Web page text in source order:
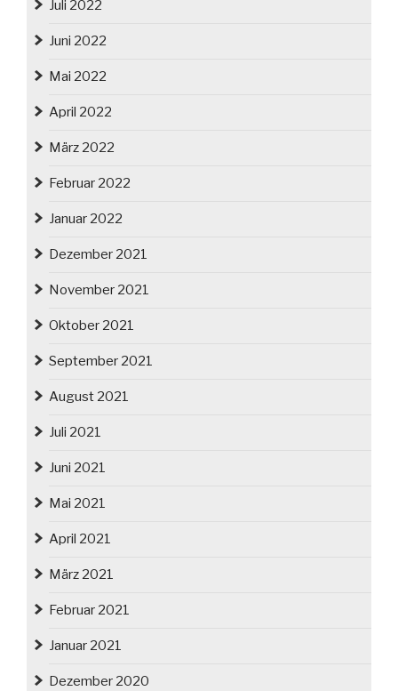
Juli 2022
Juni 2022
Mai 2022
April 2022
März 2022
Februar 2022
Januar 2022
Dezember 2021
November 2021
Oktober 2021
September 2021
August 2021
Juli 2021
Juni 2021
Mai 2021
April 2021
März 2021
Februar 2021
Januar 2021
Dezember 2020